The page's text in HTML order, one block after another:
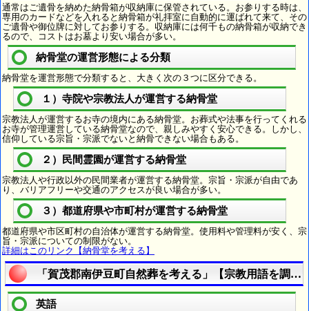
通常はご遺骨を納めた納骨箱が収納庫に保管されている。お参りする時は、
専用のカードなどを入れると納骨箱が礼拝室に自動的に運ばれて来て、その
ご遺骨や御位牌に対してお参りする。収納庫には何千もの納骨箱が収納でき
るので、コストはお墓より安い場合が多い。
納骨堂の運営形態による分類
納骨堂を運営形態で分類すると、大きく次の３つに区分できる。
１）寺院や宗教法人が運営する納骨堂
宗教法人が運営するお寺の境内にある納骨堂。お葬式や法事を行ってくれる
お寺が管理運営している納骨堂なので、親しみやすく安心できる。しかし、
信仰している宗旨・宗派でないと納骨できない場合もある。
２）民間霊園が運営する納骨堂
宗教法人や行政以外の民間業者が運営する納骨堂。宗旨・宗派が自由であ
り、バリアフリーや交通のアクセスが良い場合が多い。
３）都道府県や市町村が運営する納骨堂
都道府県や市区町村の自治体が運営する納骨堂。使用料や管理料が安く、宗
旨・宗派についての制限がない。
詳細はこのリンク【納骨堂を考える】
「賀茂郡南伊豆町自然葬を考える」【宗教用語を調べ
英語